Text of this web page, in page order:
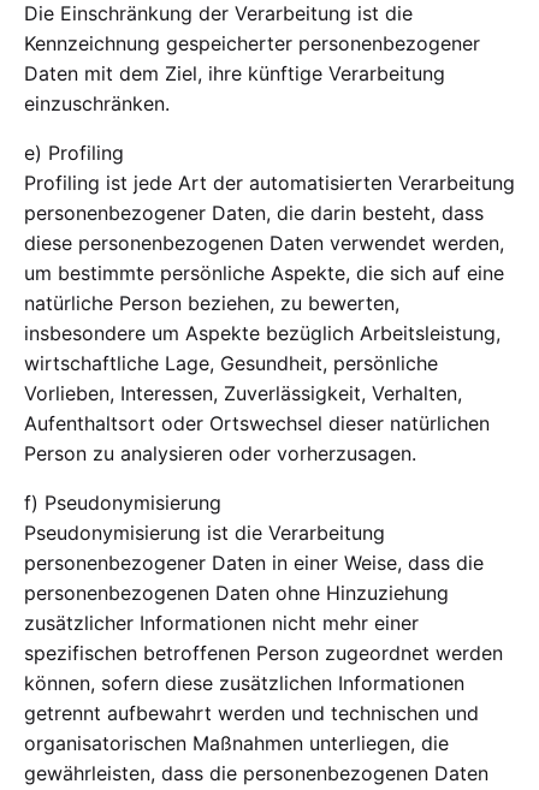
Die Einschränkung der Verarbeitung ist die
Kennzeichnung gespeicherter personenbezogener
Daten mit dem Ziel, ihre künftige Verarbeitung
einzuschränken.
e) Profiling
Profiling ist jede Art der automatisierten Verarbeitung
personenbezogener Daten, die darin besteht, dass
diese personenbezogenen Daten verwendet werden,
um bestimmte persönliche Aspekte, die sich auf eine
natürliche Person beziehen, zu bewerten,
insbesondere um Aspekte bezüglich Arbeitsleistung,
wirtschaftliche Lage, Gesundheit, persönliche
Vorlieben, Interessen, Zuverlässigkeit, Verhalten,
Aufenthaltsort oder Ortswechsel dieser natürlichen
Person zu analysieren oder vorherzusagen.
f) Pseudonymisierung
Pseudonymisierung ist die Verarbeitung
personenbezogener Daten in einer Weise, dass die
personenbezogenen Daten ohne Hinzuziehung
zusätzlicher Informationen nicht mehr einer
spezifischen betroffenen Person zugeordnet werden
können, sofern diese zusätzlichen Informationen
getrennt aufbewahrt werden und technischen und
organisatorischen Maßnahmen unterliegen, die
gewährleisten, dass die personenbezogenen Daten